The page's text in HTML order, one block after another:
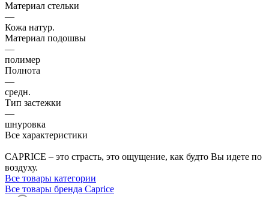
Материал стельки
—
Кожа натур.
Материал подошвы
—
полимер
Полнота
—
средн.
Тип застежки
—
шнуровка
Все характеристики
CAPRICE – это страсть, это ощущение, как будто Вы идете по
воздуху.
Все товары категории
Все товары бренда Caprice